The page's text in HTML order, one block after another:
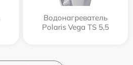
Водонагреватель
Polaris Vega TS 5,5